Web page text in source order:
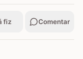
fiz Comentar